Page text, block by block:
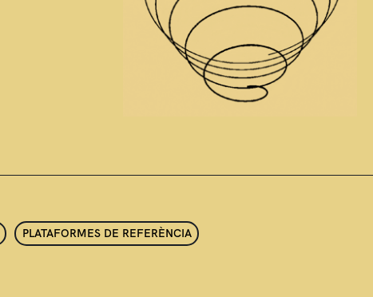
PLATAFORMES DE REFERÈNCIA